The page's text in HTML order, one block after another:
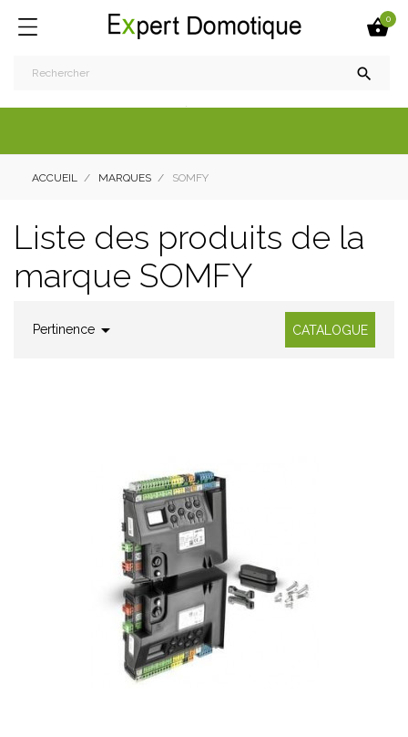
0

ACCUEIL MARQUES SOMFY
Liste des produits de la
marque SOMFY
Pertinence  CATALOGUE